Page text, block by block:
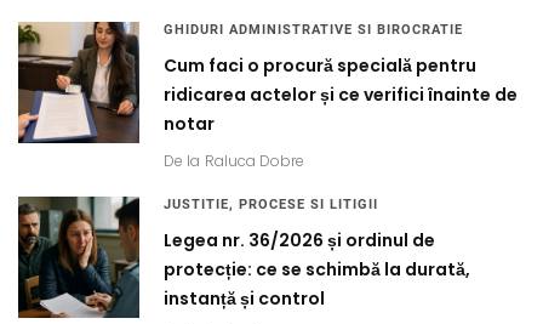
GHIDURI ADMINISTRATIVE SI BIROCRATIE
Cum faci o procură specială pentru
ridicarea actelor și ce verifici înainte de
notar
De la Raluca Dobre
JUSTITIE, PROCESE SI LITIGII
Legea nr. 36/2026 și ordinul de
protecție: ce se schimbă la durată,
instanță și control